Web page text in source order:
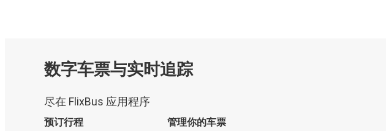
数字车票与实时追踪
尽在 FlixBus 应用程序
预订行程
管理你的车票